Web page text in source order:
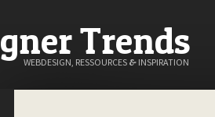
Trends
WEBDESIGN, RESSOURCES & INSPIRATION